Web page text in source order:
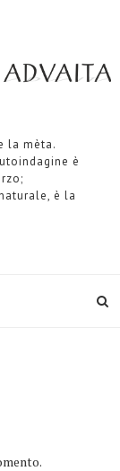
la mèta.
è
è la